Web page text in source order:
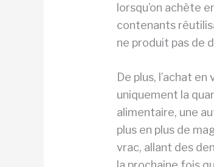
lorsqu’on achète
contenants
ne produit pas de
De plus, l’achat
uniquement la
alimentaire, une
plus en plus de
vrac, allant des